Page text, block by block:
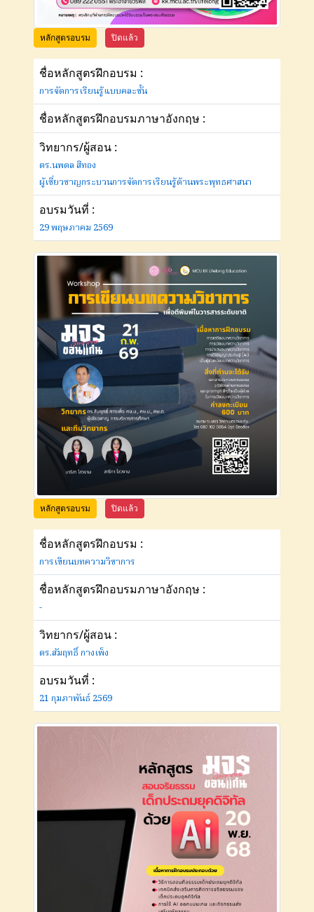
หลักสูตรอบรม ปิดแล้ว
ชื่อหลักสูตรฝึกอบรม :
การจัดการเรียนรู้แบบคละชั้น
ชื่อหลักสูตรฝึกอบรมภาษาอังกฤษ :
วิทยากร/ผู้สอน :
ดร.นพดล สีทอง
ผู้เชี่ยวชาญกระบวนการจัดการเรียนรู้ด้านพระพุทธศาสนา
อบรมวันที่ :
29 พฤษภาคม 2569
หลักสูตรอบรม ปิดแล้ว
ชื่อหลักสูตรฝึกอบรม :
การเขียนบทความวิชาการ
ชื่อหลักสูตรฝึกอบรมภาษาอังกฤษ :
-
วิทยากร/ผู้สอน :
ดร.สัมฤทธิ์ กางเพ็ง
อบรมวันที่ :
21 กุมภาพันธ์ 2569